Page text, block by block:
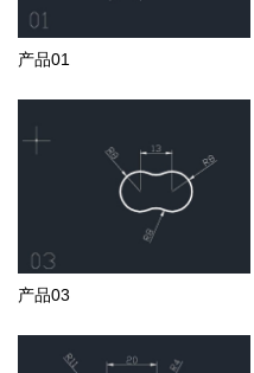
产品01
产品03